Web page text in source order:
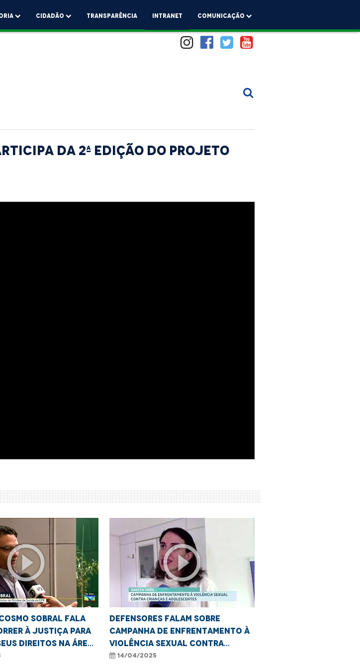
Cidadão Transparência Intranet comunicação
da 2ª edição do projeto
play_circle_outline
Sobral fala
à Justiça para
direitos na área
play_circle_outline
Defensores falam sobre
Campanha de Enfrentamento à
Violência Sexual contra
Crianças em Santa Inês
14/04/2025